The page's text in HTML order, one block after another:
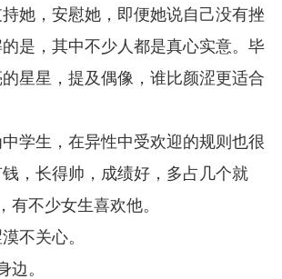
她，安慰她，即便她说自己没有挫
是，其中不少人都是真心实意。毕
星星，提及偶像，谁比颜涩更适合
学生，在异性中受欢迎的规则也很
，长得帅，成绩好，多占几个就
有不少女生喜欢他。
不关心。
边。